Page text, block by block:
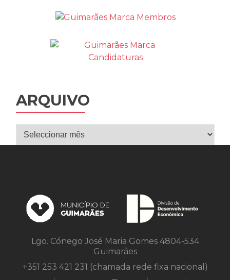
Pop
Store
ARQUIVO
Arquivo
Lgo. Cónego José Maria Gomes 4804-534
Guimarães
+351 253 421 231 (chamada rede fixa nacional)